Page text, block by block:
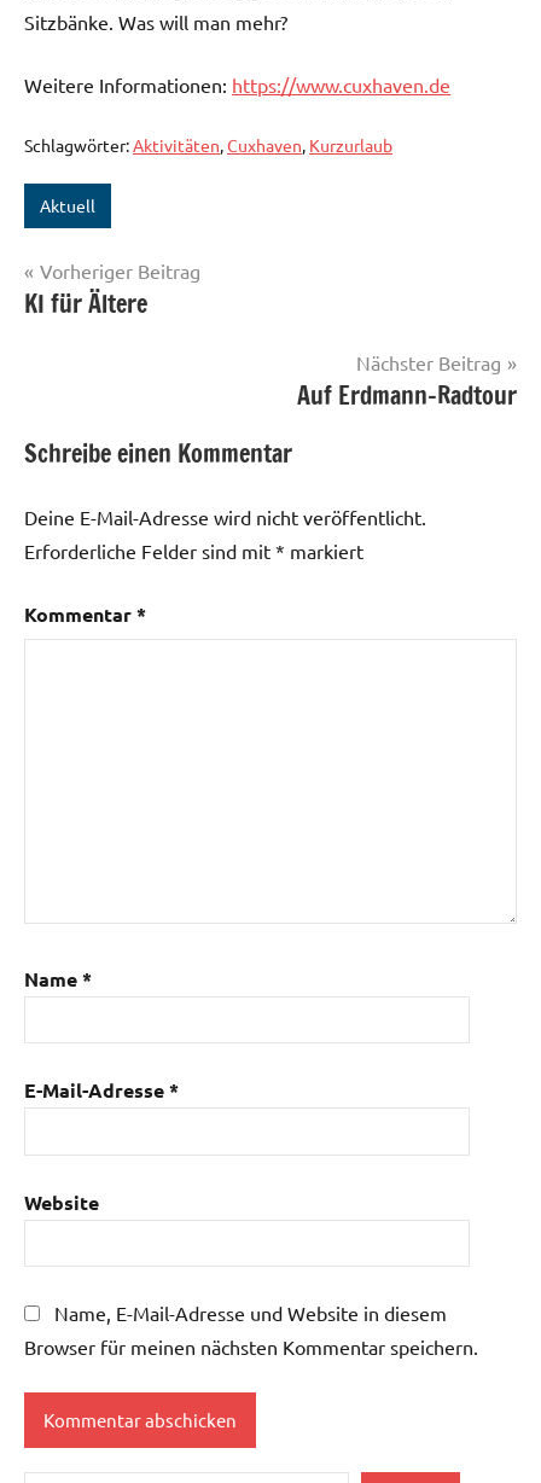
Sitzbänke. Was will man mehr?
Weitere Informationen: https://www.cuxhaven.de
Schlagwörter:Aktivitäten,Cuxhaven, Kurzurlaub
Aktuell
Beitragsnavigation
Vorheriger Beitrag
KI für Ältere
Nächster Beitrag
Auf Erdmann-Radtour
Schreibe einen Kommentar
Deine E-Mail-Adresse wird nicht veröffentlicht.
Erforderliche Felder sind mit * markiert
Kommentar*
Name*
E-Mail-Adresse*
Website
Name, E-Mail-Adresse und Website in diesem
Browser für meinen nächsten Kommentar speichern.